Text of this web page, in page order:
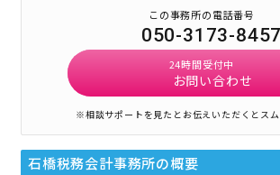
この事務所の電話番号
050-3173-8457
24時間受付中
お問い合わせ
※相談サポートを見たとお伝えいただくとスム
石橋税務会計事務所の概要